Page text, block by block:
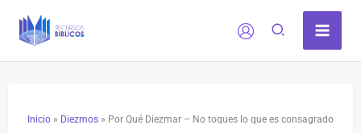
Inicio » Diezmos » Por Qué Diezmar – No toques lo que es consagrado